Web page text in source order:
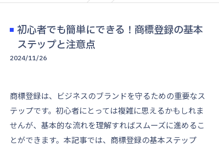
初心者でも簡単にできる！商標登録の基本
ステップと注意点
2024/11/26
商標登録は、ビジネスのブランドを守るための重要なス
テップです。初心者にとっては複雑に思えるかもしれま
せんが、基本的な流れを理解すればスムーズに進めるこ
とができます。本記事では、商標登録の基本ステップ